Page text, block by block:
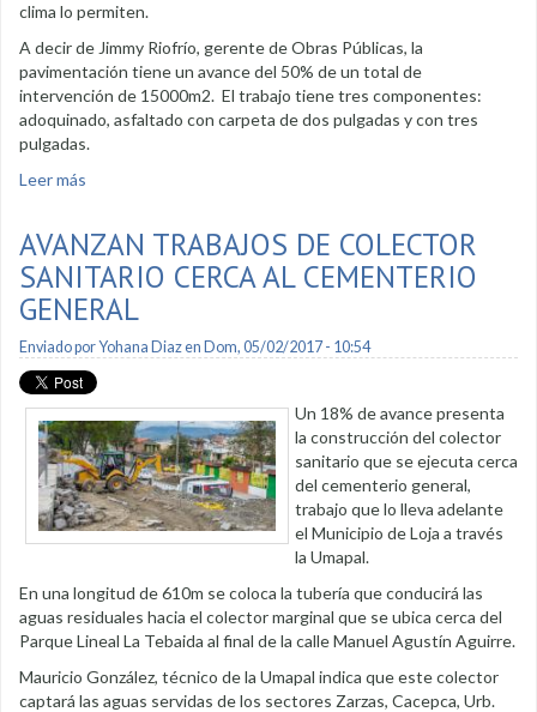
clima lo permiten.
A decir de Jimmy Riofrío, gerente de Obras Públicas, la
pavimentación tiene un avance del 50% de un total de
intervención de 15000m2. El trabajo tiene tres componentes:
adoquinado, asfaltado con carpeta de dos pulgadas y con tres
pulgadas.
Leer más
AVANZAN TRABAJOS DE COLECTOR
SANITARIO CERCA AL CEMENTERIO
GENERAL
Enviado porYohana Diazen Dom, 05/02/2017 - 10:54
Un 18% de avance presenta
la construcción del colector
sanitario que se ejecuta cerca
del cementerio general,
trabajo que lo lleva adelante
el Municipio de Loja a través
la Umapal.
En una longitud de 610m se coloca la tubería que conducirá las
aguas residuales hacia el colector marginal que se ubica cerca del
Parque Lineal La Tebaida al final de la calle Manuel Agustín Aguirre.
Mauricio González, técnico de la Umapal indica que este colector
captará las aguas servidas de los sectores Zarzas, Cacepca, Urb.